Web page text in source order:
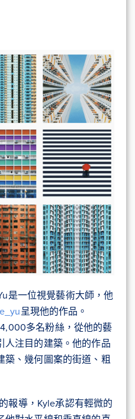
是一位視覺藝術大師，他
呈現他的作品。
多名粉絲，從他的藝
人注目的建築。他的作品
築、幾何圖案的街道、粗
報導，Kyle承認有輕微的